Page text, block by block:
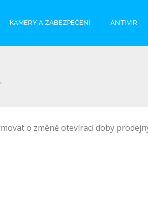
KAMERY A ZABEZPEČENÍ ANTIVIR
o změně otevírací doby